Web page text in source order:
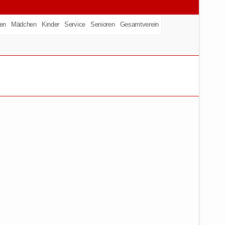
Mädchen Kinder Service Senioren Gesamtverein